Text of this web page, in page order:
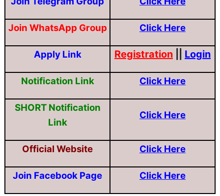
Join WhatsApp Group Click Here
Apply Link Registration Login
Notification Link Click Here
SHORT Notification
Link
Click Here
Official Website Click Here
Join Facebook Page Click Here